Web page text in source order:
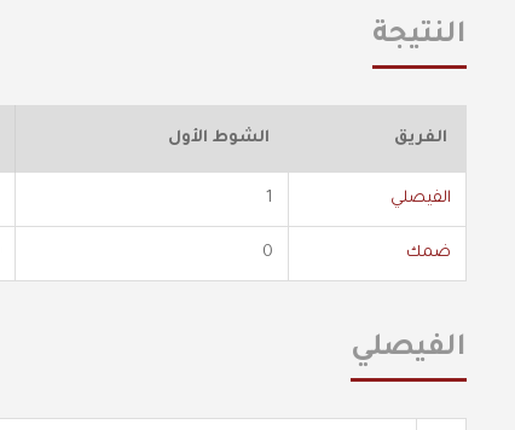
النتيجة
الفريق الشوط الأول
الفيصلي 1
ضمك 0
الفيصلي